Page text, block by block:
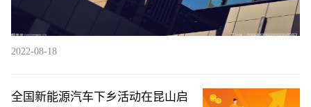
2022-08-18
全国新能源汽车下乡活动在昆山启